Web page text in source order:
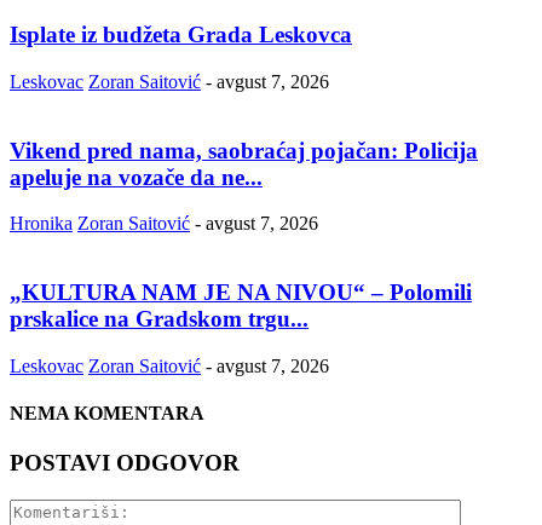
Isplate iz budžeta Grada Leskovca
Leskovac Zoran Saitović - avgust 7, 2026
Vikend pred nama, saobraćaj pojačan: Policija
apeluje na vozače da ne...
Hronika Zoran Saitović - avgust 7, 2026
„KULTURA NAM JE NA NIVOU“ – Polomili
prskalice na Gradskom trgu...
Leskovac Zoran Saitović - avgust 7, 2026
NEMA KOMENTARA
POSTAVI ODGOVOR